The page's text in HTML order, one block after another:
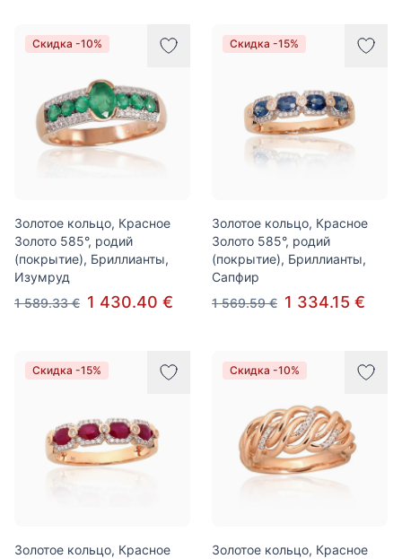
Скидка -10%
Золотое кольцо, Красное
Золото 585°, родий
(покрытие), Бриллианты,
Изумруд
1 589.33 € 1 430.40 €
Скидка -15%
Золотое кольцо, Красное
Золото 585°, родий
(покрытие), Бриллианты,
Сапфир
1 569.59 € 1 334.15 €
Скидка -15%
Золотое кольцо, Красное
Скидка -10%
Золотое кольцо, Красное